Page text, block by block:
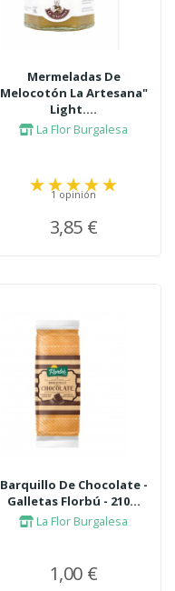
Mermeladas De
Melocotón La Artesana"
Light....
La Flor Burgalesa
1 opinión
3,85 €
Barquillo De Chocolate -
Galletas Florbú - 210...
La Flor Burgalesa
1,00 €